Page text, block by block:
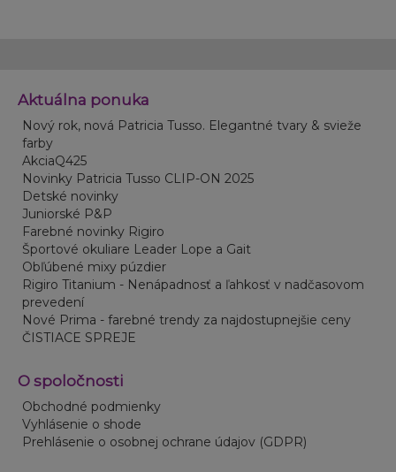
Aktuálna ponuka
Nový rok, nová Patricia Tusso. Elegantné tvary & svieže
farby
AkciaQ425
Novinky Patricia Tusso CLIP-ON 2025
Detské novinky
Juniorské P&P
Farebné novinky Rigiro
Športové okuliare Leader Lope a Gait
Obľúbené mixy púzdier
Rigiro Titanium - Nenápadnosť a ľahkosť v nadčasovom
prevedení
Nové Prima - farebné trendy za najdostupnejšie ceny
ČISTIACE SPREJE
O spoločnosti
Obchodné podmienky
Vyhlásenie o shode
Prehlásenie o osobnej ochrane údajov (GDPR)